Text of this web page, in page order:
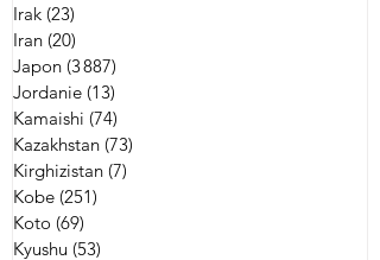
Irak (23)
Iran (20)
Japon (3 887)
Jordanie (13)
Kamaishi (74)
Kazakhstan (73)
Kirghizistan (7)
Kobe (251)
Koto (69)
Kyushu (53)